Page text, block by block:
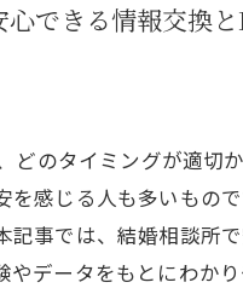
できる情報交換
どのタイミングが適切
を感じる人も多いもの
記事では、結婚相談所
やデータをもとにわか